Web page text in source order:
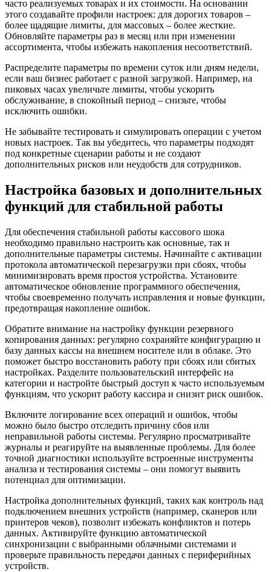
часто реализуемых товарах и их стоимости. На основании
этого создавайте профили настроек: для дорогих товаров –
более щадящие лимиты, для массовых – более жесткие.
Обновляйте параметры раз в месяц или при изменении
ассортимента, чтобы избежать накопления несоответствий.
Распределите параметры по времени суток или дням недели,
если ваш бизнес работает с разной загрузкой. Например, на
пиковых часах увеличьте лимиты, чтобы ускорить
обслуживание, в спокойный период – снизьте, чтобы
исключить ошибки.
Не забывайте тестировать и симулировать операции с учетом
новых настроек. Так вы убедитесь, что параметры подходят
под конкретные сценарии работы и не создают
дополнительных рисков или неудобств для сотрудников.
Настройка базовых и дополнительных
функций для стабильной работы
Для обеспечения стабильной работы кассового шока
необходимо правильно настроить как основные, так и
дополнительные параметры системы. Начинайте с активации
протокола автоматической перезагрузки при сбоях, чтобы
минимизировать время простоя устройства. Установите
автоматическое обновление программного обеспечения,
чтобы своевременно получать исправления и новые функции,
предотвращая накопление ошибок.
Обратите внимание на настройку функции резервного
копирования данных: регулярно сохраняйте конфигурацию и
базу данных кассы на внешнем носителе или в облаке. Это
поможет быстро восстановить работу при сбоях или сбитых
настройках. Разделите пользовательский интерфейс на
категории и настройте быстрый доступ к часто используемым
функциям, что ускорит работу кассира и снизит риск ошибок.
Включите логирование всех операций и ошибок, чтобы
можно было быстро отследить причину сбоя или
неправильной работы системы. Регулярно просматривайте
журналы и реагируйте на выявленные проблемы. Для более
точной диагностики используйте встроенные инструменты
анализа и тестирования системы – они помогут выявить
потенциал для оптимизации.
Настройка дополнительных функций, таких как контроль над
подключением внешних устройств (например, сканеров или
принтеров чеков), позволит избежать конфликтов и потерь
данных. Активируйте функцию автоматической
синхронизации с выбранными облачными системами и
проверьте правильность передачи данных с периферийных
устройств.